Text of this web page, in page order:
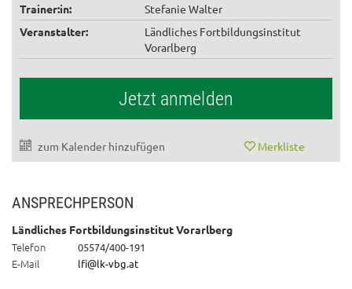
Trainer:in:
Stefanie Walter
Veranstalter:
Ländliches Fortbildungsinstitut
Vorarlberg
Jetzt anmelden
zum Kalender hinzufügen Merkliste
ANSPRECHPERSON
Ländliches Fortbildungsinstitut Vorarlberg
Telefon 05574/400-191
E-Mail lfi@lk-vbg.at